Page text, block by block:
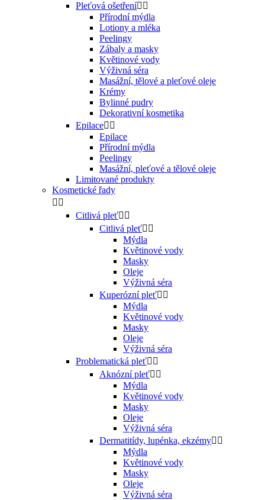
Pleťová ošetření 
Přírodní mýdla
Lotiony a mléka
Peelingy
Zábaly a masky
Květinové vody
Výživná séra
Masážní, tělové a pleťové oleje
Krémy
Bylinné pudry
Dekorativní kosmetika
Epilace 
Epilace
Přírodní mýdla
Peelingy
Masážní, pleťové a tělové oleje
Limitované produkty
Kosmetické řady
 
Citlivá pleť 
Citlivá pleť 
Mýdla
Květinové vody
Masky
Oleje
Výživná séra
Kuperózní pleť 
Mýdla
Květinové vody
Masky
Oleje
Výživná séra
Problematická pleť 
Aknózní pleť 
Mýdla
Květinové vody
Masky
Oleje
Výživná séra
Dermatitídy, lupénka, ekzémy 
Mýdla
Květinové vody
Masky
Oleje
Výživná séra